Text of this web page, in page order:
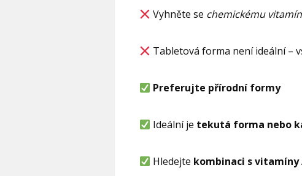
Vyhněte se chemickému
Tabletová forma není ideální –
Preferujte přírodní formy
Ideální je tekutá forma nebo
Hledejte kombinaci s vitamíny